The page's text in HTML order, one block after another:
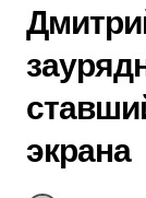
экрана